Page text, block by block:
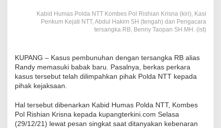
Kabid Humas Polda NTT Kombes Pol Rishian Krisna (kiri), Kasi
Penkum Kejati NTT, Abdul Hakim SH (tengah) dan Pengacara
tersangka RB, Benny Taopan SH MH. (ist)
KUPANG – Kasus pembunuhan dengan tersangka RB alias
Randy memasuki babak baru. Pasalnya, berkas perkara
kasus tersebut telah dilimpahkan pihak Polda NTT kepada
pihak kejaksaan.
Hal tersebut dibenarkan Kabid Humas Polda NTT, Kombes
Pol Rishian Krisna kepada kupangterkini.com Selasa
(29/12/21) lewat pesan singkat saat ditanyakan kebenaran